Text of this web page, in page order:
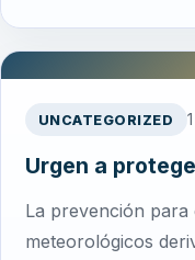
UNCATEGORIZED
Urgen a
La prevención
meteorológicos